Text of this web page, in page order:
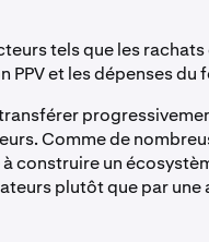
tels que les rachats
et les dépenses du
Comme de
construire un
plutôt que par